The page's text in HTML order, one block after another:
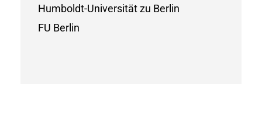
Humboldt-Universität zu Berlin
FU Berlin